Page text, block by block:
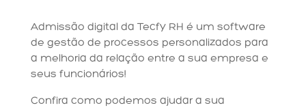
Admissão digital da Tecfy RH é um software
de gestão de processos personalizados para
a melhoria da relação entre a sua empresa e
seus funcionários!
Confira como podemos ajudar a sua